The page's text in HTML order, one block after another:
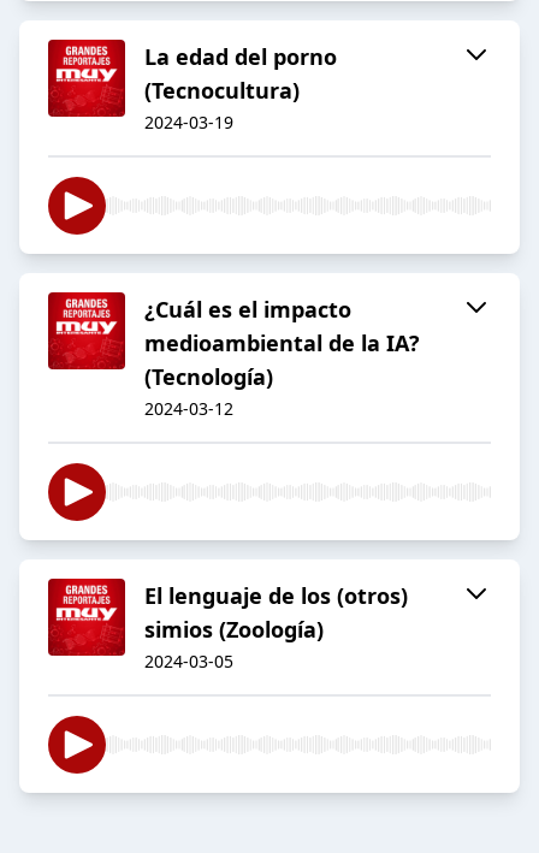
La edad del porno
(Tecnocultura)
2024-03-19
¿Cuál es el impacto
medioambiental de la IA?
(Tecnología)
2024-03-12
El lenguaje de los (otros)
simios (Zoología)
2024-03-05